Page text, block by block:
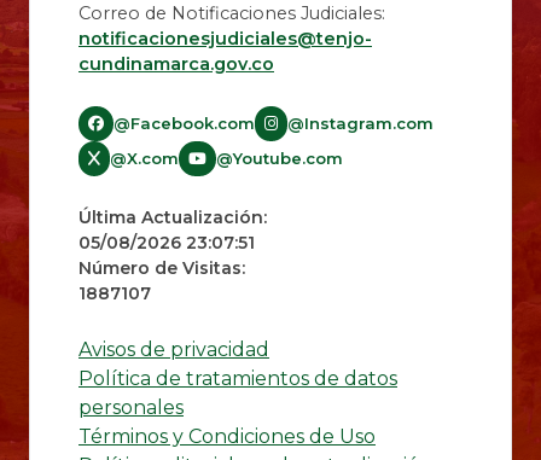
Correo de Notificaciones Judiciales:
notificacionesjudiciales@tenjo-
cundinamarca.gov.co​
@Facebook.com
@Instagram.com
@X.com
@Youtube.com
Última Actualización:
05/08/2026 23:07:51
Número de Visitas:
1887107
Avisos de privacidad
Política de tratamientos de datos
personales
Términos y Condiciones de Uso